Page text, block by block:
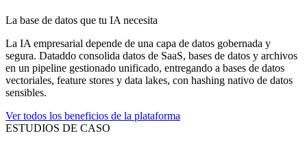
La base de datos que tu IA necesita
La IA empresarial depende de una capa de datos gobernada y
segura. Dataddo consolida datos de SaaS, bases de datos y archivos
en un pipeline gestionado unificado, entregando a bases de datos
vectoriales, feature stores y data lakes, con hashing nativo de datos
sensibles.
Ver todos los beneficios de la plataforma
ESTUDIOS DE CASO